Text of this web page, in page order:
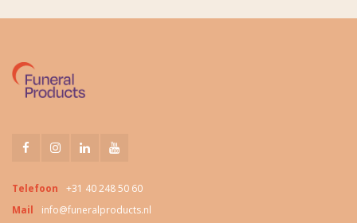
Telefoon
+31 40 248 50 60
Mail
info@funeralproducts.nl